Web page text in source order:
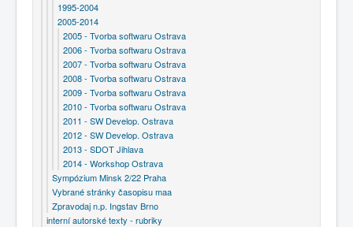
1995-2004
2005-2014
2005 - Tvorba softwaru Ostrava
2006 - Tvorba softwaru Ostrava
2007 - Tvorba softwaru Ostrava
2008 - Tvorba softwaru Ostrava
2009 - Tvorba softwaru Ostrava
2010 - Tvorba softwaru Ostrava
2011 - SW Develop. Ostrava
2012 - SW Develop. Ostrava
2013 - SDOT Jihlava
2014 - Workshop Ostrava
Sympózium Minsk 2/22 Praha
Vybrané stránky časopisu maa
Zpravodaj n.p. Ingstav Brno
interní autorské texty - rubriky